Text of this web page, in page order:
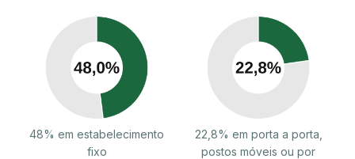
48% em estabelecimento
fixo
22,8% em porta a porta,
postos móveis ou por